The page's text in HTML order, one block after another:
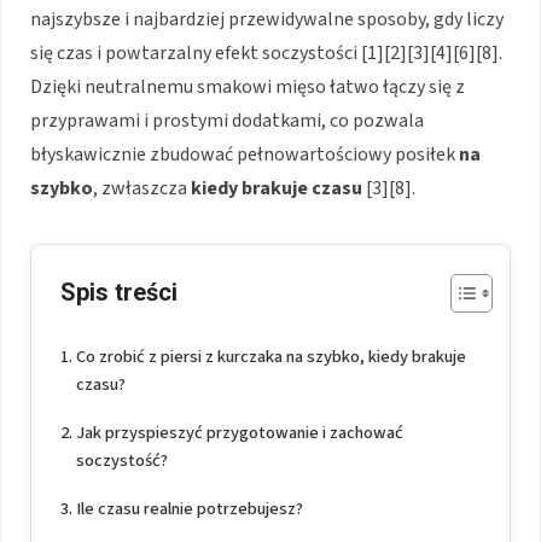
najszybsze i najbardziej przewidywalne sposoby, gdy liczy
się czas i powtarzalny efekt soczystości [1][2][3][4][6][8].
Dzięki neutralnemu smakowi mięso łatwo łączy się z
przyprawami i prostymi dodatkami, co pozwala
błyskawicznie zbudować pełnowartościowy posiłekna
szybko, zwłaszcza kiedy brakuje czasu [3][8].
Spis treści
Co zrobić z piersi z kurczaka na szybko, kiedy brakuje
czasu?
Jak przyspieszyć przygotowanie i zachować
soczystość?
Ile czasu realnie potrzebujesz?